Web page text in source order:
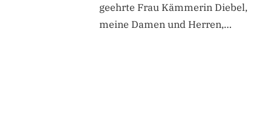
geehrte Frau Kämmerin Diebel,
meine Damen und Herren,…